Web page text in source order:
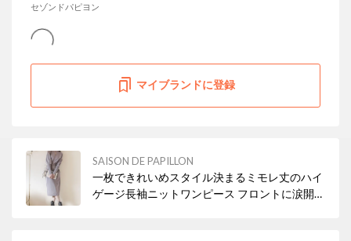
セゾンドパピヨン
マイブランドに登録
SAISON DE PAPILLON
一枚できれいめスタイル決まるミモレ丈のハイ
ゲージ長袖ニットワンピース フロントに涙開き